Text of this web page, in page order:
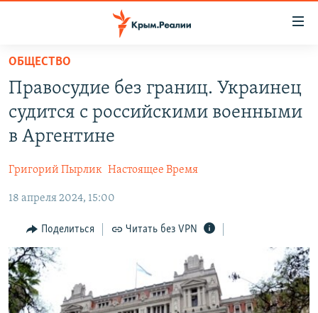
Вернуться
основному
содержанию
Вернутся
главной
навигации
Вернутся
поиску
СПЕЦПРОЕКТЫ
ГРУЗ 200
11 ЛЕТ ОККУПАЦИИ КРЫМА. 11 ИСТОРИЙ СОПРОТИВЛЕНИЯ
ВОДА
ЕЩЕ
ИНТЕРАКТИВ
ИНФОГРАФИКА
ТЕЛЕПРОЕКТ КРЫМ.РЕАЛИИ
СОВЕТЫ ПРАВОЗАЩИТНИКОВ
ПРОПАВШИЕ БЕЗ ВЕСТИ
РАДІО СВОБОДА
КАК ОБОЙТИ БЛОКИРОВКУ
Українською
Qırımtatar
ОБЩЕСТВО
Правосудие без границ. Украинец
судится с российскими военными
в Аргентине
Григорий Пырлик Настоящее Время
18 апреля 2024, 15:00
Поделиться Читать без VPN